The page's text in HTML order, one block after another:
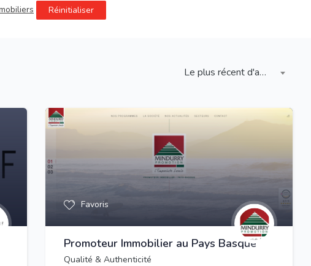
Réinitialiser
Le plus récent d'abord
Favoris
Promoteur Immobilier au Pays Basque
Qualité & Authenticité